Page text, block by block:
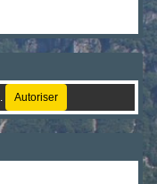
Autoriser